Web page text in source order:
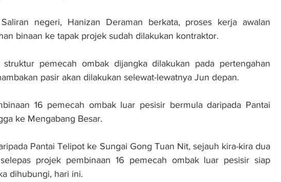
negeri, Hanizan Deraman berkata, proses kerja awalan
binaan ke tapak projek sudah dilakukan kontraktor.
struktur pemecah ombak dijangka dilakukan pada pertengahan
pasir akan dilakukan selewat-lewatnya Jun depan.
16 pemecah ombak luar pesisir bermula daripada Pantai
ke Mengabang Besar.
Pantai Telipot ke Sungai Gong Tuan Nit, sejauh kira-kira dua
projek pembinaan 16 pemecah ombak luar pesisir siap
dihubungi, hari ini.